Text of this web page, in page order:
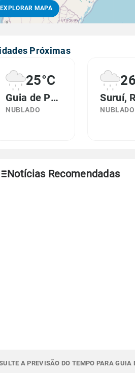
EXPLORAR MAPA
Próximas
25°C
Guia de Pacobaíba, RJ
NUBLADO
Suruí,
NUBLADO
Notícias Recomendadas
A PREVISÃO DO TEMPO PARA